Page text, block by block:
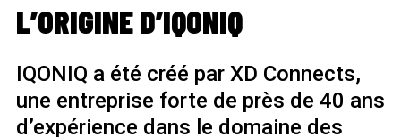
L’ORIGINE D’IQONIQ
IQONIQ a été créé par XD Connects,
une entreprise forte de près de 40 ans
d’expérience dans le domaine des